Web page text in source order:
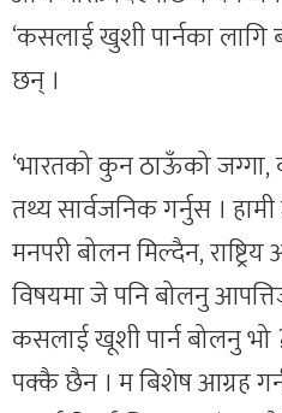
‘कसलाई खुशी पार्नका लागि
छन् ।
‘भारतको कुन ठाऊँको
तथ्य सार्वजनिक गर्नुस ।
मनपरी बोलन मिल्दैन,
विषयमा जे पनि बोलनु
कसलाई खूशी पार्न बोलनु भो
पक्कै छैन । म बिशेष आग्रह गर्न